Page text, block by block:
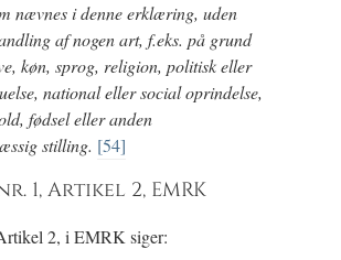
nævnes i denne erklæring, uden
af nogen art, f.eks. på grund
køn, sprog, religion, politisk eller
national eller social oprindelse,
fødsel eller anden
stilling. [54]
1, Artikel 2, EMRK
2, i EMRK siger: